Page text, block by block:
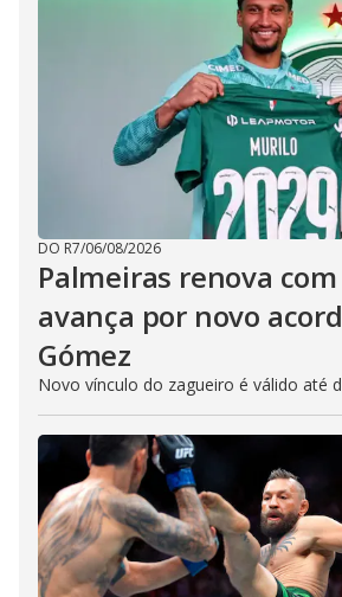
DO R7/06/08/2026
Palmeiras renova
avança por novo
Gómez
Novo vínculo do zagueiro é válido até